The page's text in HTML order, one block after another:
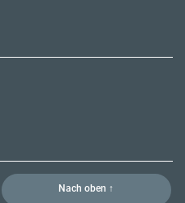
Nach oben ↑